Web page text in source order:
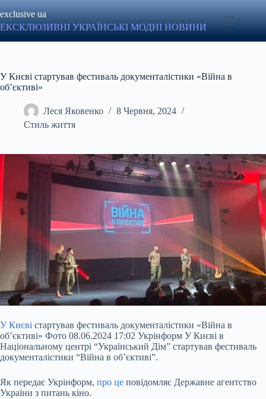
до
вмісту
exclusive ua
ЕКСКЛЮЗИВНІ УКРАЇНСЬКІ МОДНІ НОВИНИ
У Києві стартував фестиваль документалістики «Війна в
обʼєктиві»
Леся Яковенко
8 Червня, 2024
Стиль життя
У Києві стартував фестиваль документалістики «Війна в
обʼєктиві» Фото 08.06.2024 17:02 Укрінформ У Києві в
Національному центрі “Український Дім” стартував фестиваль
документалістики “Війна в обʼєктиві”.
Як передає Укрінформ, про це повідомляє Державне агентство
України з питань кіно.